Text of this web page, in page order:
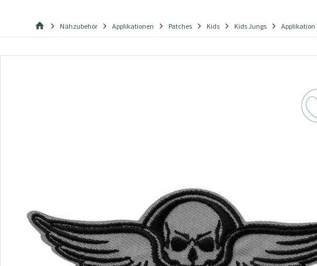
Nähzubehör Applikationen Patches Kids Kids Jungs Applikation